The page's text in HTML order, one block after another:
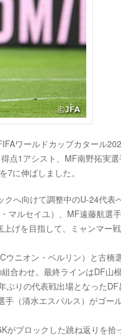
ワールドカップカタール
点1アシスト、MF南野拓実
7に伸ばしました。
クへ向けて調整中のU-24代表
マルセイユ）、MF遠藤航選手
上げを目指して、ミャンマー
ウニオン・ベルリン）と古橋
合わせ。最終ラインはDF山
ぶりの代表戦出場となったDF
（清水エスパルス）がゴー
がブロックした跳ね返りを拾